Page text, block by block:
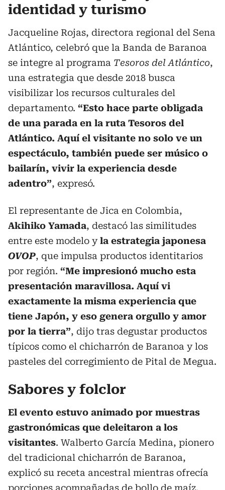
identidad y turismo
Jacqueline Rojas, directora regional del Sena
Atlántico, celebró que la Banda de Baranoa
se integre al programa Tesoros del Atlántico,
una estrategia que desde 2018 busca
visibilizar los recursos culturales del
departamento. “Esto hace parte obligada
de una parada en la ruta Tesoros del
Atlántico. Aquí el visitante no solo ve un
espectáculo, también puede ser músico o
bailarín, vivir la experiencia desde
adentro”, expresó.
El representante de Jica en Colombia,
Akihiko Yamada, destacó las similitudes
entre este modelo yla estrategia japonesa
OVOP, que impulsa productos identitarios
por región. “Me impresionó mucho esta
presentación maravillosa. Aquí vi
exactamente la misma experiencia que
tiene Japón, y eso genera orgullo y amor
por la tierra”, dijo tras degustar productos
típicos como el chicharrón de Baranoa y los
pasteles del corregimiento de Pital de Megua.
Sabores y folclor
El evento estuvo animado por muestras
gastronómicas que deleitaron a los
visitantes. Walberto García Medina, pionero
del tradicional chicharrón de Baranoa,
explicó su receta ancestral mientras ofrecía
porciones acompañadas de bollo de maíz.